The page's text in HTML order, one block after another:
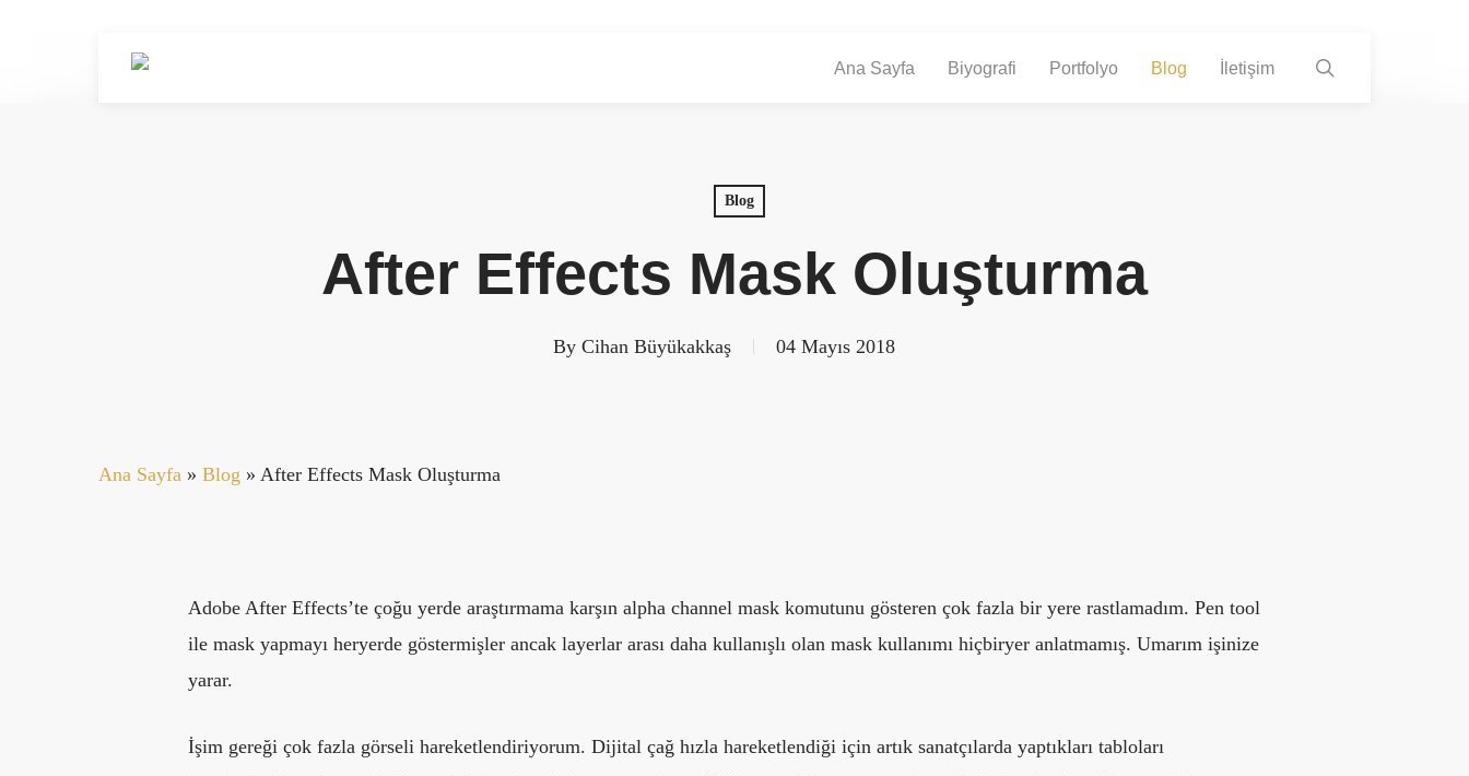
Ana Sayfa Biyografi Portfolyo Blog İletişim
Blog
After Effects Mask Oluşturma
By Cihan Büyükakkaş 04 Mayıs 2018
Ana Sayfa » Blog » After Effects Mask Oluşturma
Adobe After Effects’te çoğu yerde araştırmama karşın alpha channel mask komutunu gösteren çok fazla bir yere rastlamadım. Pen tool
ile mask yapmayı heryerde göstermişler ancak layerlar arası daha kullanışlı olan mask kullanımı hiçbiryer anlatmamış. Umarım işinize
yarar.
İşim gereği çok fazla görseli hareketlendiriyorum. Dijital çağ hızla hareketlendiği için artık sanatçılarda yaptıkları tabloları